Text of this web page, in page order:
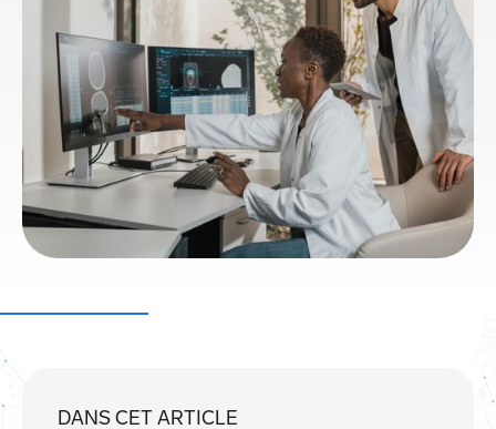
DANS CET ARTICLE